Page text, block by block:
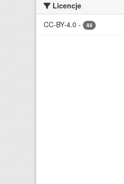
Licencje
CC-BY-4.0 - 44